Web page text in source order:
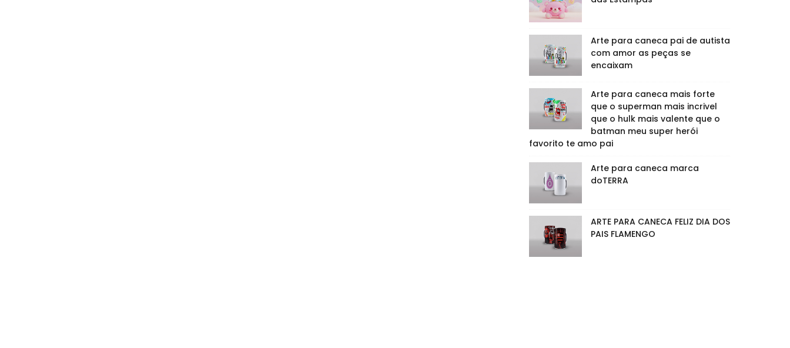
Arte para caneca pai de autista
com amor as peças se
encaixam
Arte para caneca mais forte
que o superman mais incrivel
que o hulk mais valente que o
batman meu super herói
favorito te amo pai
Arte para caneca marca
doTERRA
ARTE PARA CANECA FELIZ DIA DOS
PAIS FLAMENGO